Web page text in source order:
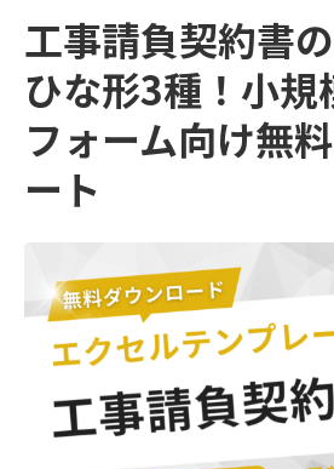
工事請負契約書
ひな形3種！小規
フォーム向け無
ート